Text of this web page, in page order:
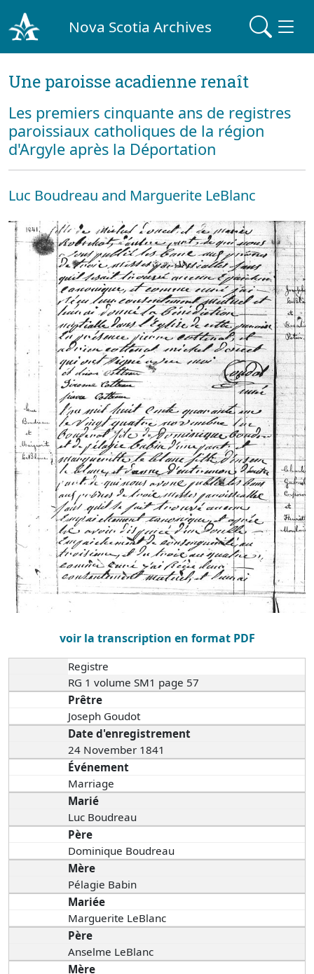
Nova Scotia Archives
Une paroisse acadienne renaît
Les premiers cinquante ans de registres
paroissiaux catholiques de la région
d'Argyle après la Déportation
Luc Boudreau and Marguerite LeBlanc
voir la transcription en format PDF
Registre
RG 1 volume SM1 page 57
Prêtre
Joseph Goudot
Date d'enregistrement
24 November 1841
Événement
Marriage
Marié
Luc Boudreau
Père
Dominique Boudreau
Mère
Pélagie Babin
Mariée
Marguerite LeBlanc
Père
Anselme LeBlanc
Mère